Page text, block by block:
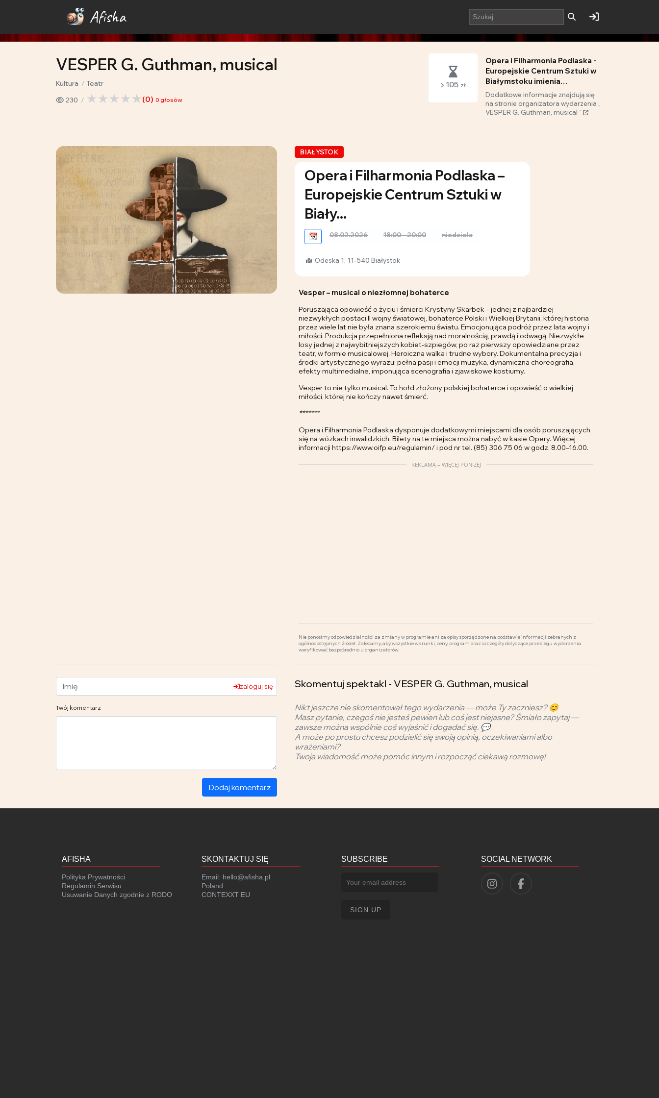
Afisha
VESPER G. Guthman, musical
Kultura
Teatr
230
(0) 0 głosów
105 zł
Opera i Filharmonia Podlaska -
Europejskie Centrum Sztuki w
Białymstoku imienia
Stanisława Moniuszki
Dodatkowe informacje znajdują się
na stronie organizatora wydarzenia „
VESPER G. Guthman, musical ”
BIAŁYSTOK
Opera i Filharmonia Podlaska –
Europejskie Centrum Sztuki w
Biały...
📆 08.02.2026 18:00 - 20:00 niedziela
Odeska 1, 11-540 Białystok
Vesper – musical o niezłomnej bohaterce
Poruszająca opowieść o życiu i śmierci Krystyny Skarbek – jednej z najbardziej
niezwykłych postaci II wojny światowej, bohaterce Polski i Wielkiej Brytanii, której historia
przez wiele lat nie była znana szerokiemu światu. Emocjonująca podróż przez lata wojny i
miłości. Produkcja przepełniona refleksją nad moralnością, prawdą i odwagą. Niezwykłe
losy jednej z najwybitniejszych kobiet-szpiegów, po raz pierwszy opowiedziane przez
teatr, w formie musicalowej. Heroiczna walka i trudne wybory. Dokumentalna precyzja i
środki artystycznego wyrazu: pełna pasji i emocji muzyka, dynamiczna choreografia,
efekty multimedialne, imponująca scenografia i zjawiskowe kostiumy.
Vesper to nie tylko musical. To hołd złożony polskiej bohaterce i opowieść o wielkiej
miłości, której nie kończy nawet śmierć.
*******
Opera i Filharmonia Podlaska dysponuje dodatkowymi miejscami dla osób poruszających
się na wózkach inwalidzkich. Bilety na te miejsca można nabyć w kasie Opery. Więcej
informacji https://www.oifp.eu/regulamin/ i pod nr tel. (85) 306 75 06 w godz. 8.00–16.00.
REKLAMA – WIĘCEJ PONIŻEJ
Nie ponosimy odpowiedzialności za zmiany w programie ani za opisy sporządzone na podstawie informacji zebranych z
ogólnodostępnych źródeł. Zalecamy, aby wszystkie warunki, ceny, program oraz szczegóły dotyczące przebiegu wydarzenia
weryfikować bezpośrednio u organizatorów.
zaloguj się
Twój komentarz
Dodaj komentarz
Skomentuj spektakl - VESPER G. Guthman, musical
Nikt jeszcze nie skomentował tego wydarzenia — może Ty zaczniesz? 😊
Masz pytanie, czegoś nie jesteś pewien lub coś jest niejasne? Śmiało zapytaj —
zawsze można wspólnie coś wyjaśnić i dogadać się. 💬
A może po prostu chcesz podzielić się swoją opinią, oczekiwaniami albo
wrażeniami?
Twoja wiadomość może pomóc innym i rozpocząć ciekawą rozmowę!
AFISHA
Polityka Prywatności
Regulamin Serwisu
Usuwanie Danych zgodnie z RODO
SKONTAKTUJ SIĘ
Email: hello@afisha.pl
Poland
CONTEXXT EU
SUBSCRIBE SOCIAL NETWORK